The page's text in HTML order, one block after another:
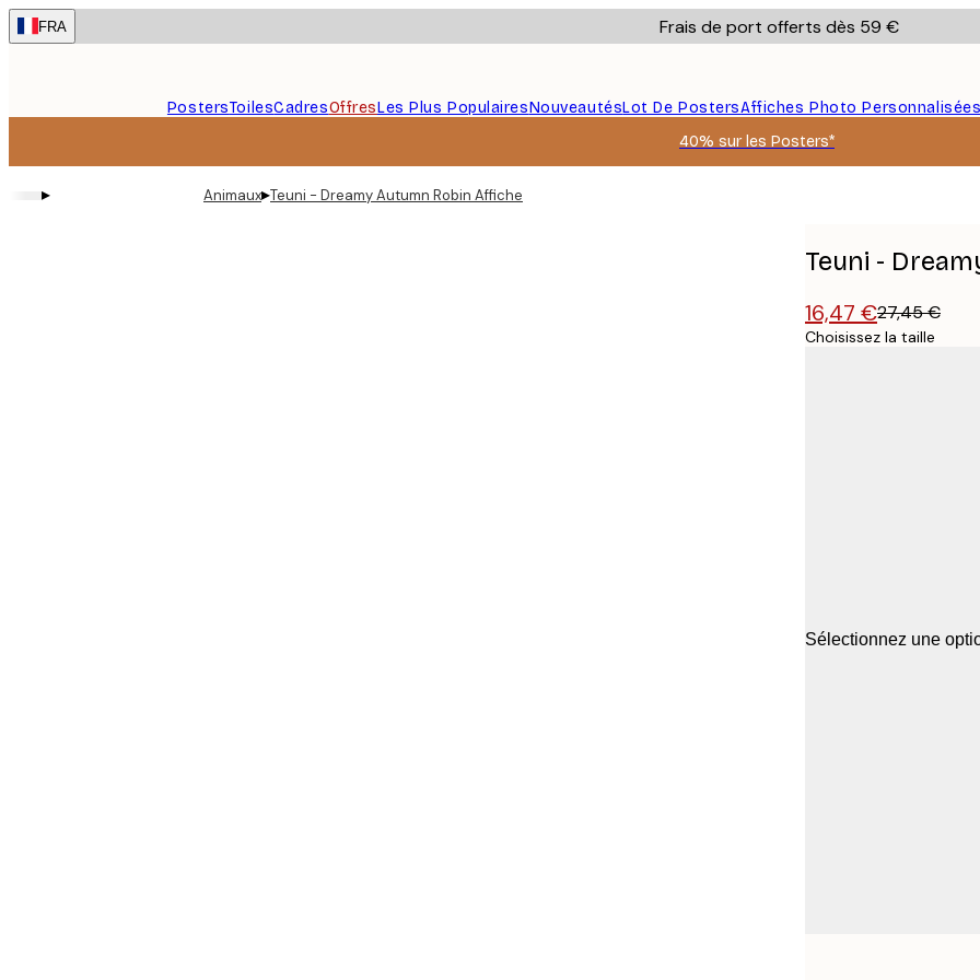
Skip
to
FRA Frais de port offerts dès 59 €
PostersToilesCadresOffresLes Plus PopulairesNouveautésLot De PostersAffiches Photo
40% sur les Posters*
▸ Animaux▸Teuni - Dreamy Autumn Robin Affiche
Teuni -
16,47 €27,45 €
Choisissez la taille
Sélectionnez une